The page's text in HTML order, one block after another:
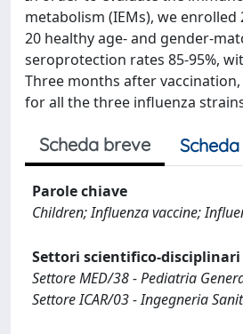
metabolism (IEMs), we enrolled
20 healthy age- and gender-
seroprotection rates 85-95%,
Three months after
for all the three influenza
Scheda breve
Parole chiave
Children; Influenza vaccine;
Settori scientifico-
Settore MED/38 - Pediatria
Settore ICAR/03 - Ingegneria